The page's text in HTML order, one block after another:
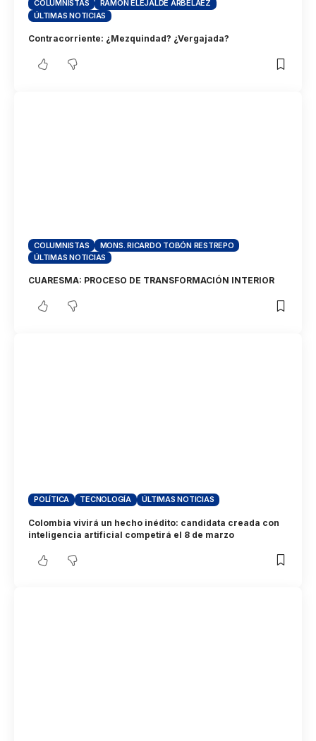
COLUMNISTAS
RAMON ELEJALDE ARBELAEZ
ÚLTIMAS NOTICIAS
Contracorriente: ¿Mezquindad? ¿Vergajada?
COLUMNISTAS
MONS. RICARDO TOBÓN RESTREPO
ÚLTIMAS NOTICIAS
CUARESMA: PROCESO DE TRANSFORMACIÓN INTERIOR
POLÍTICA TECNOLOGÍA ÚLTIMAS NOTICIAS
Colombia vivirá un hecho inédito: candidata creada con
inteligencia artificial competirá el 8 de marzo